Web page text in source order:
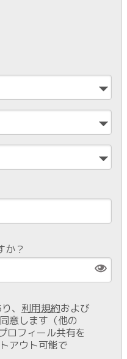
か？
、 利用規約および
意します（他の
ロフィール共有を
アウト可能で